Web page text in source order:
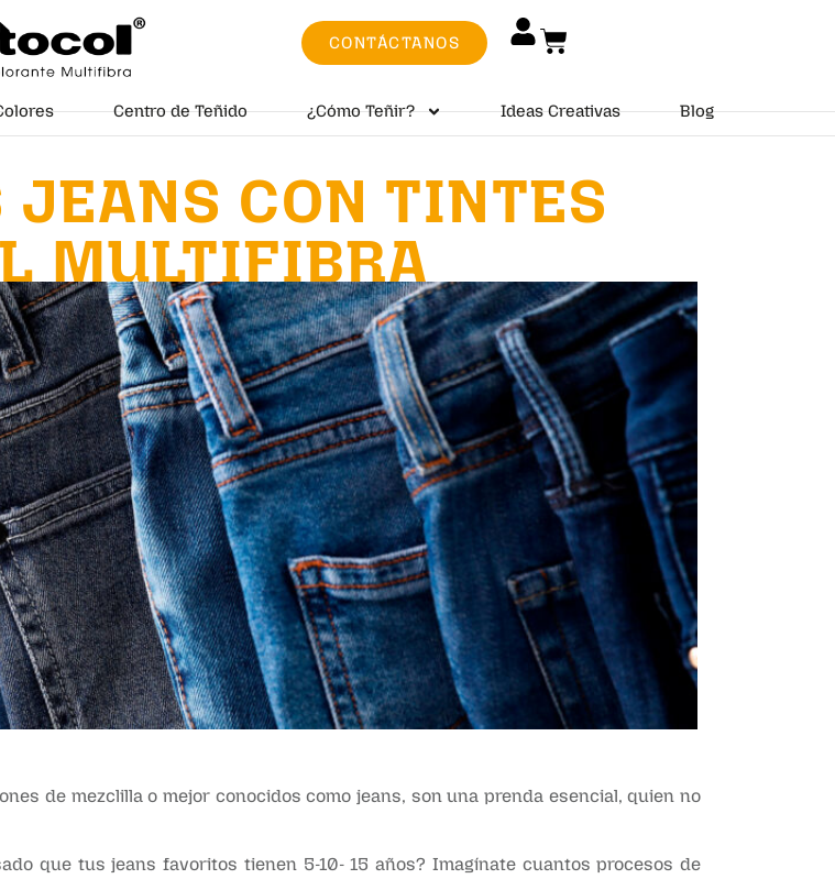
CONTÁCTANOS
Centro de Teñido ¿Cómo Teñir? Ideas Creativas Blog
JEANS CON TINTES
MULTIFIBRA
de mezclilla o mejor conocidos como jeans, son una prenda esencial, quien no
que tus jeans favoritos tienen 5-10- 15 años? Imagínate cuantos procesos de